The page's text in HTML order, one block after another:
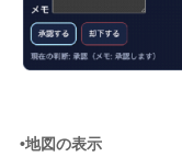
•地図の表示